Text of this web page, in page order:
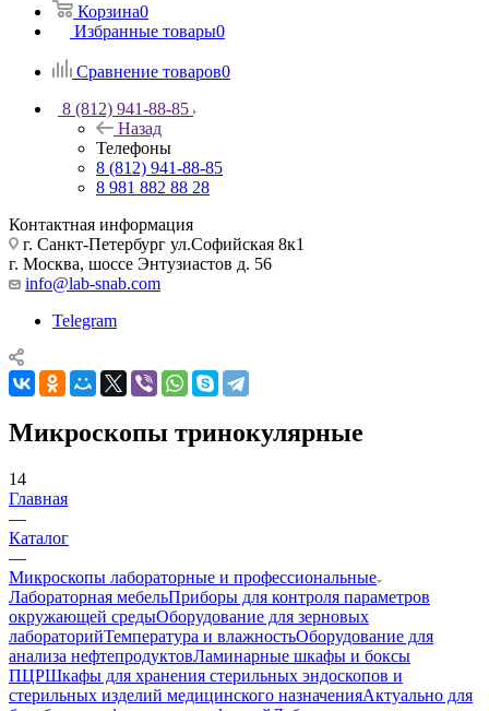
Корзина0
Избранные товары0
Сравнение товаров0
8 (812) 941-88-85
Назад
Телефоны
8 (812) 941-88-85
8 981 882 88 28
Контактная информация
г. Санкт-Петербург ул.Софийская 8к1
г. Москва, шоссе Энтузиастов д. 56
info@lab-snab.com
Telegram
Микроскопы тринокулярные
14
Главная
—
Каталог
—
Микроскопы лабораторные и профессиональные
Лабораторная мебельПриборы для контроля параметров
окружающей средыОборудование для зерновых
лабораторийТемпература и влажностьОборудование для
анализа нефтепродуктовЛаминарные шкафы и боксы
ПЦРШкафы для хранения стерильных эндоскопов и
стерильных изделий медицинского назначенияАктуально для